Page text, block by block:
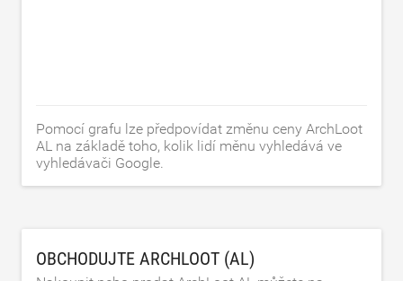
Pomocí grafu lze předpovídat změnu ceny ArchLoot
AL na základě toho, kolik lidí měnu vyhledává ve
vyhledávači Google.
OBCHODUJTE ARCHLOOT (AL)